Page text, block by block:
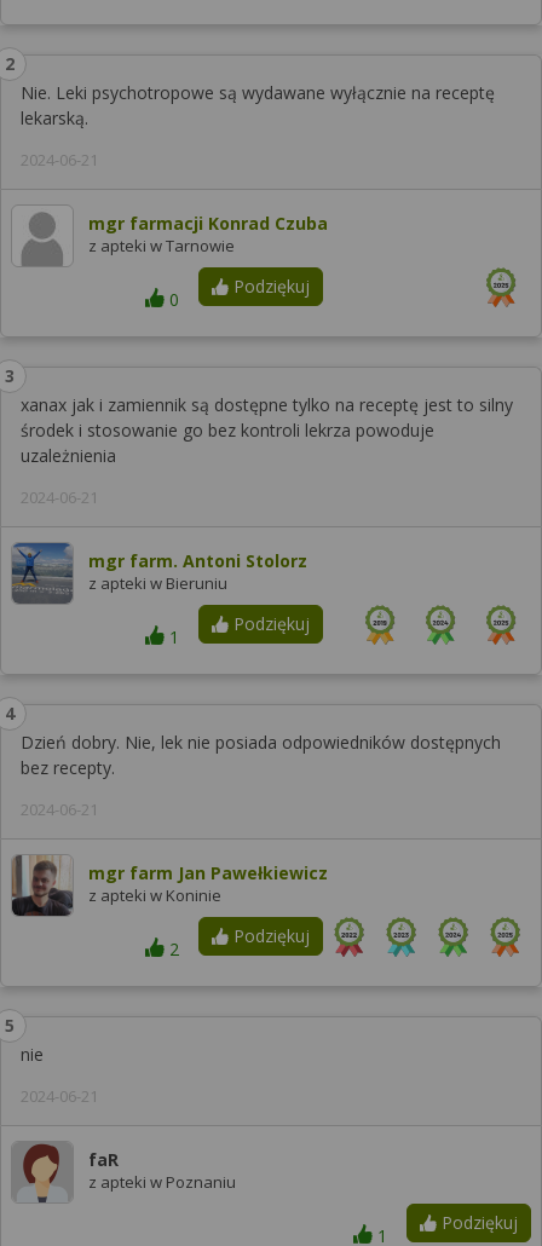
Nie. Leki psychotropowe są wydawane wyłącznie na receptę
lekarską.
2024-06-21
mgr farmacji Konrad Czuba
z apteki w Tarnowie
Podziękuj
0
xanax jak i zamiennik są dostępne tylko na receptę jest to silny
środek i stosowanie go bez kontroli lekrza powoduje
uzależnienia
2024-06-21
mgr farm. Antoni Stolorz
z apteki w Bieruniu
Podziękuj
1
Dzień dobry. Nie, lek nie posiada odpowiedników dostępnych
bez recepty.
2024-06-21
mgr farm Jan Pawełkiewicz
z apteki w Koninie
Podziękuj
2
nie
2024-06-21
faR
z apteki w Poznaniu
Podziękuj
1
Więcej informacji na temat wykorzystywania narzędzi